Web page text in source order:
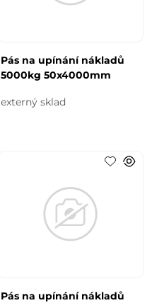
Pás na upínání nákladů
5000kg 50x4000mm
externý sklad
Pás na upínání nákladů